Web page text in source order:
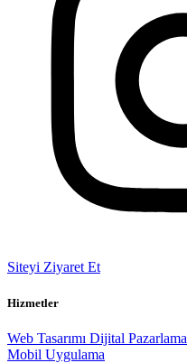
Siteyi Ziyaret Et
Hizmetler
Web Tasarımı Dijital Pazarlama
Mobil Uygulama